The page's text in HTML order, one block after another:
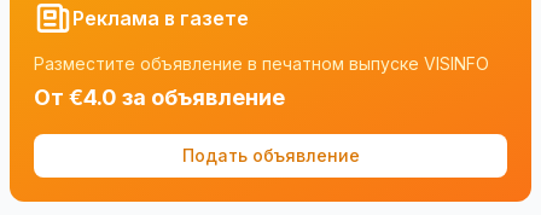
Реклама в газете
Разместите объявление в печатном выпуске VISINFO
От €4.0 за объявление
Подать объявление